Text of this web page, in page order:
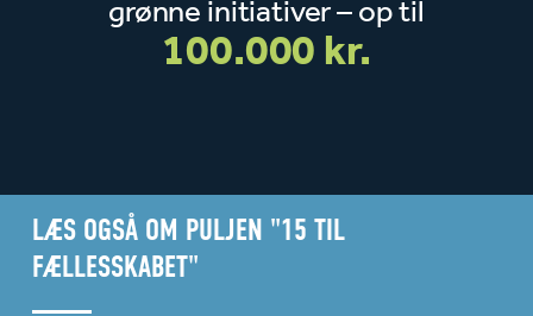
grønne initiativer – op til
100.000 kr.
LÆS OGSÅ OM PULJEN "15 TIL
FÆLLESSKABET"